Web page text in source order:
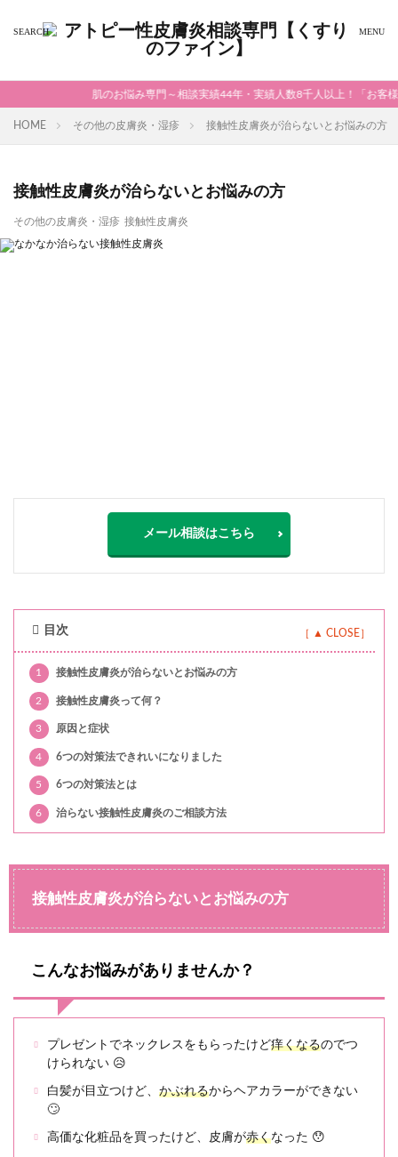
肌のお悩み専門～相談実績44年・実績人数8千人以上！「お客様の決
HOME その他の皮膚炎・湿疹 接触性皮膚炎が治らないとお悩みの方
接触性皮膚炎が治らないとお悩みの方
その他の皮膚炎・湿疹 接触性皮膚炎
メール相談はこちら
目次
1 接触性皮膚炎が治らないとお悩みの方
2 接触性皮膚炎って何？
3 原因と症状
4 6つの対策法できれいになりました
5 6つの対策法とは
6 治らない接触性皮膚炎のご相談方法
接触性皮膚炎が治らないとお悩みの方
こんなお悩みがありませんか？
プレゼントでネックレスをもらったけど痒くなるのでつ
けられない 😥
白髪が目立つけど、 かぶれるからヘアカラーができない
🙄
高価な化粧品を買ったけど、皮膚が赤くなった 😯